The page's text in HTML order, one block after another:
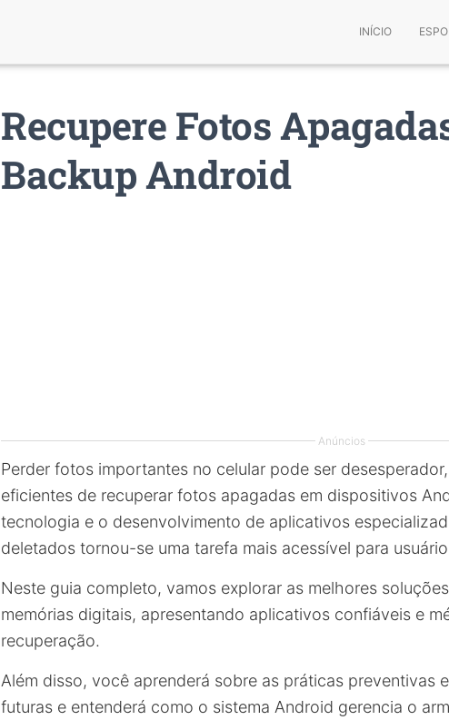
INÍCIO
Recupere Fotos
Backup Android
Anúncios
Perder fotos importantes no celular pode ser
eficientes de recuperar fotos apagadas em dispositivos
tecnologia e o desenvolvimento de aplicativos
deletados tornou-se uma tarefa mais acessível para
Neste guia completo, vamos explorar as melhores
memórias digitais, apresentando aplicativos confiáveis e
recuperação.
Além disso, você aprenderá sobre as práticas preventivas
futuras e entenderá como o sistema Android gerencia o